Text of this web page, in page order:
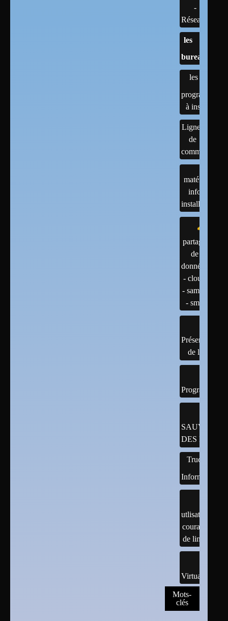
-
Réseaux
les
bureaux
les
programmes
à installer
Lignes
de
commandes
matériels :
infos et
installations
partage
de
données
- cloud
- samba
- smb
Présentation
de linux
DES
Trucs
Informatiques
utlisation
courante
de linux
Virtualisation
Mots-
clés